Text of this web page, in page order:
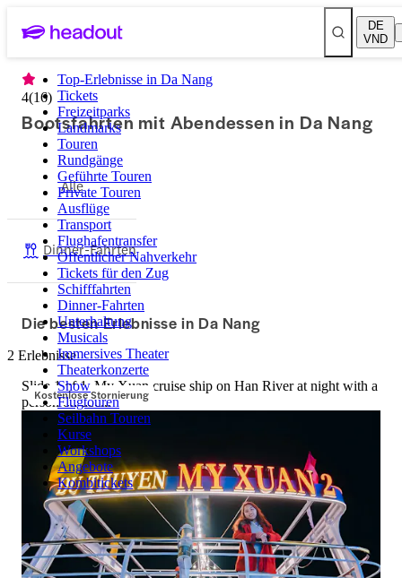
DE
VND
Top-Erlebnisse in Da Nang
Tickets
Freizeitparks
Landmarks
Touren
Rundgänge
Geführte Touren
Private Touren
Ausflüge
Transport
Flughafentransfer
Öffentlicher Nahverkehr
Tickets für den Zug
Schifffahrten
Dinner-Fahrten
Unterhaltung
Musicals
Immersives Theater
Theaterkonzerte
Show
Flugtouren
Seilbahn Touren
Kurse
Workshops
Angebote
Kombitickets
4(16)
Bootsfahrten mit Abendessen in Da Nang
Alle
Dinner-Fahrten
Die besten Erlebnisse in Da Nang
2 Erlebnisse
Kostenlose Stornierung
Slide 1 of 1, My Xuan cruise ship on Han River at night with a
person on deck.